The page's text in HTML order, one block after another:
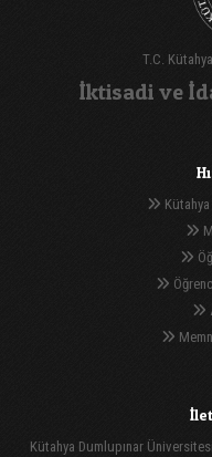
T.C.
İktisadi ve
Kütahya Dumlupınar